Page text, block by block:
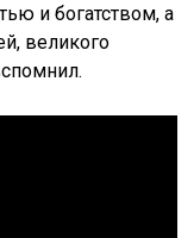
и богатством, а
великого